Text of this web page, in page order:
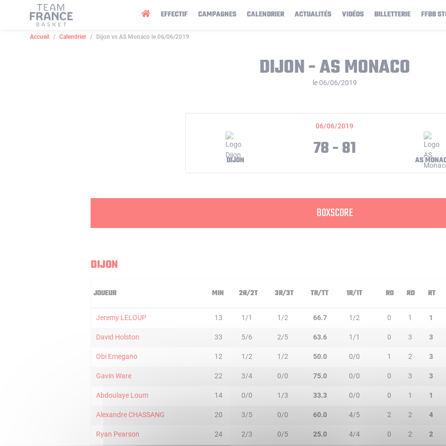
EFFECTIF CAMPAGNES CALENDRIER ACTUALITÉS VIDÉOS BILLETTERIE FFBB
Accueil Calendrier Dijon vs AS Monaco le 06/06/2019
DIJON - AS MONACO
le 06/06/2019
06/06/2019
DIJON 78 - 81 AS
BOXSCORE
DIJON
JOUEUR MIN 2R/2T 3R/3T TR/TT 1R/1T RO RD RT
Jeremy LELOUP 13 1/1 1/2 66.7 1/2 0 1 1
David Holston 33 5/6 2/5 63.6 1/1 0 3 3
Obi Emegano 12 1/2 1/2 50.0 0/0 1 2 3
Gavin Ware 22 3/4 0/0 75.0 0/0 0 3 3
Abdoulaye Loum 14 0/0 1/3 33.3 0/0 0 1 1
Alexandre CHASSANG 20 3/5 0/0 60.0 4/5 2 2 4
Ryan Pearson 24 2/3 0/5 25.0 4/4 0 2 2
Panneau de gestion des cookies